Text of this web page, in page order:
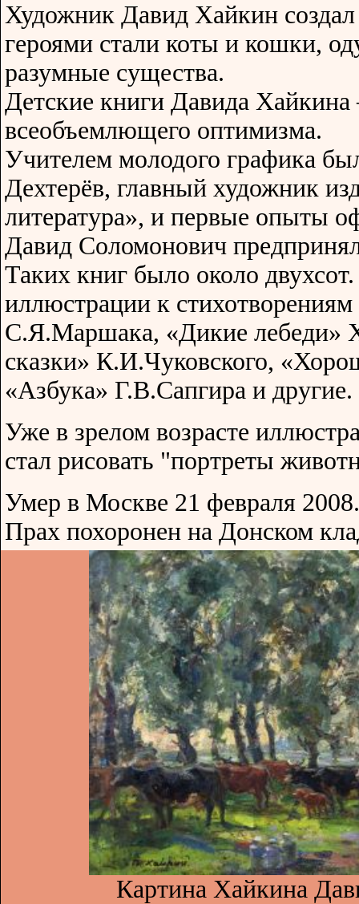
Художник Давид Хайкин
героями стали коты и кошки,
разумные существа.
Детские книги Давида
всеобъемлющего оптимизма.
Учителем молодого графика
Дехтерёв, главный художник
литература», и первые опыты
Давид Соломонович
Таких книг было около
иллюстрации к
С.Я.Маршака, «Дикие лебеди»
сказки» К.И.Чуковского,
«Азбука» Г.В.Сапгира и другие.
Уже в зрелом возрасте
стал рисовать "портреты
Умер в Москве 21 февраля 2008.
Прах похоронен на Донском
Картина Хайкина